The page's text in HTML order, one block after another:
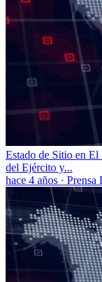
Estado de Sitio en
del Ejército y...
hace 4 años · Prensa